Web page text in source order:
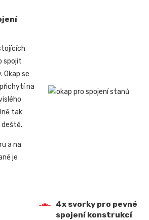
spojit
Okap se
na
tak
deště.
a na
je
4x svorky pro pevné
spojení konstrukcí